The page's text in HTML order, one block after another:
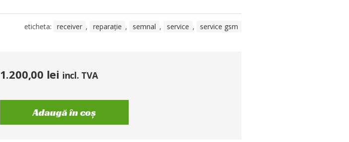
eticheta: receiver , reparație , semnal , service , service gsm
1.200,00 lei incl. TVA
Adaugă în coș